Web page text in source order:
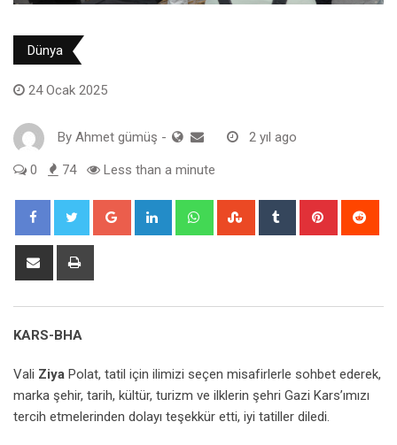
Dünya
24 Ocak 2025
By Ahmet gümüş - 2 yıl ago
0 74 Less than a minute
Google+ LinkedIn WhatsappStumbleUpon
Tumblr Pinterest
Share
KARS-BHA
Vali Ziya Polat, tatil için ilimizi seçen misafirlerle sohbet ederek,
marka şehir, tarih, kültür, turizm ve ilklerin şehri Gazi Kars’ımızı
tercih etmelerinden dolayı teşekkür etti, iyi tatiller diledi.